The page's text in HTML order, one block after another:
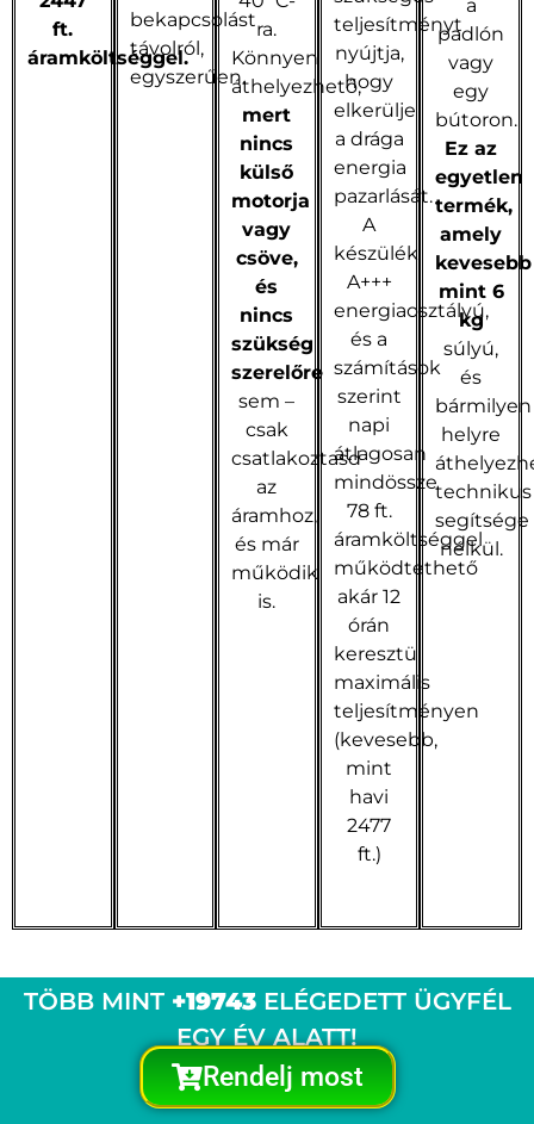
ft.
áramköltséggel.
bekapcsolást
távolról,
egyszerűen.
ra.
Könnyen
áthelyezhető,
mert
nincs
külső
motorja
vagy
csöve,
és
nincs
szükség
szerelőre
sem –
csak
csatlakoztasd
az
áramhoz,
és már
működik
is.
teljesítményt
nyújtja,
hogy
elkerülje
a drága
energia
pazarlását.
A
készülék
A+++
energiaosztályú,
és a
számítások
szerint
napi
átlagosan
mindössze
78 ft.
áramköltséggel
működtethető
akár 12
órán
keresztül
maximális
teljesítményen
(kevesebb,
mint
havi
2477
ft.)
a
padlón
vagy
egy
bútoron.
Ez az
egyetlen
termék,
amely
kevesebb
mint 6
kg
súlyú,
és
bármilyen
helyre
technikus
segítsége
nélkül.
TÖBB MINT +19743ELÉGEDETT ÜGYFÉL
EGY ÉV ALATT!
Rendelj most